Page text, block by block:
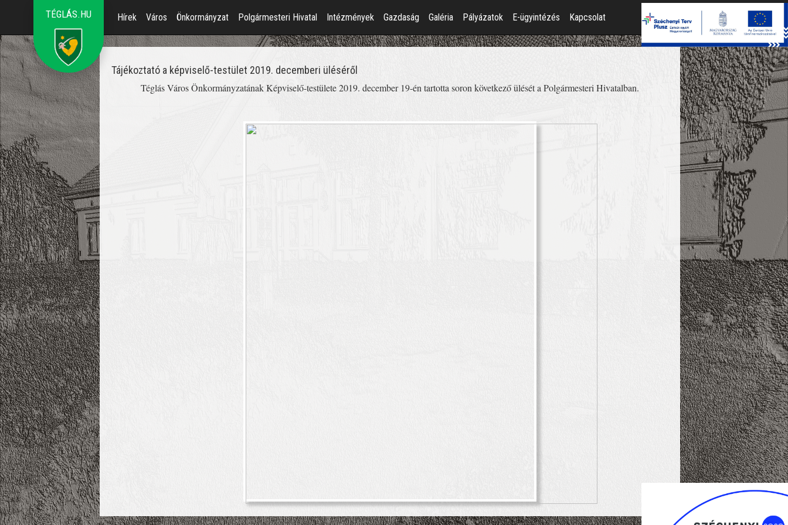
TÉGLÁS.HU Hírek Város Önkormányzat Polgármesteri Hivatal Intézmények Gazdaság Galéria Pályázatok E-ügyintézés Kapcsolat
Tájékoztató a képviselő-testület 2019. decemberi üléséről
Téglás Város Önkormányzatának Képviselő-testülete 2019. december 19-én tartotta soron következő ülését a Polgármesteri Hivatalban.